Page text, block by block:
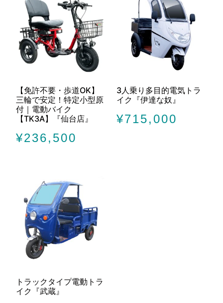
【免許不要・歩道OK】
三輪で安定！特定小型原
付｜電動バイク
【TK3A】『仙台店』
¥236,500
3人乗り多目的電気トラ
イク『伊達な奴』
¥715,000
トラックタイプ電動トラ
イク『武蔵』